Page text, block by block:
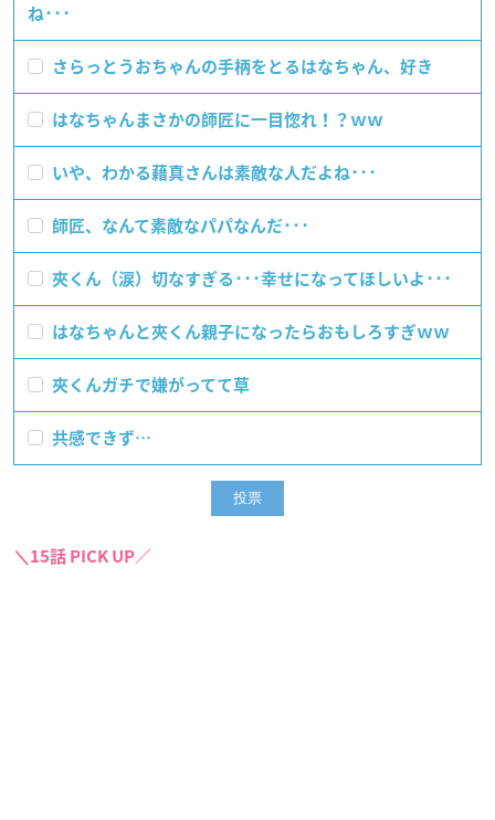
ね･･･
さらっとうおちゃんの手柄をとるはなちゃん、好き
はなちゃんまさかの師匠に一目惚れ！？ｗｗ
いや、わかる藉真さんは素敵な人だよね･･･
師匠、なんて素敵なパパなんだ･･･
夾くん（涙）切なすぎる･･･幸せになってほしいよ･･･
はなちゃんと夾くん親子になったらおもしろすぎｗｗ
夾くんガチで嫌がってて草
共感できず…
＼15話 PICK UP／